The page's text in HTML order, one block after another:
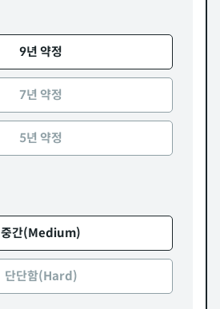
9년 약정
7년 약정
5년 약정
중간(Medium)
단단함(Hard)